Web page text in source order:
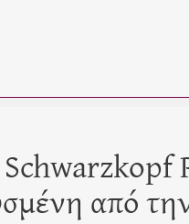
Schwarzkopf
από